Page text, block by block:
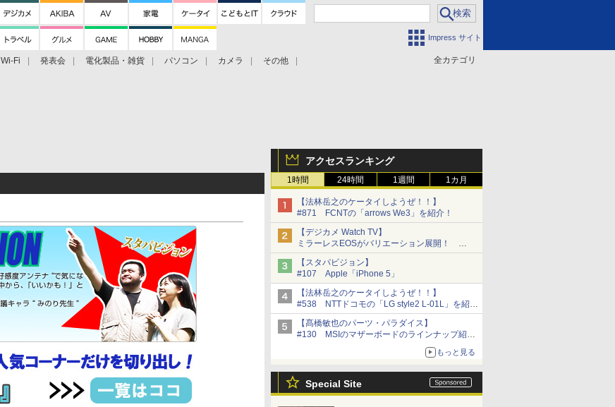
Impress サイト
全カテゴリ
Wi-Fi 発表会 電化製品・雑貨 パソコン カメラ
その他
アクセスランキング
1時間 24時間 1週間 1カ月
【法林岳之のケータイしようぜ！！】
#871 FCNTの「arrows We3」を紹介！
【デジカメ Watch TV】
ミラーレスEOSがバリエーション展開！
「EOS M6」は「M5」とどこが違う？
【スタパビジョン】
#107 Apple「iPhone 5」
【法林岳之のケータイしようぜ！！】
#538 NTTドコモの「LG style2 L-01L」を紹
介！
【髙橋敏也のパーツ・パラダイス】
#130 MSIのマザーボードのラインナップ紹介
もっと見る
Special Site